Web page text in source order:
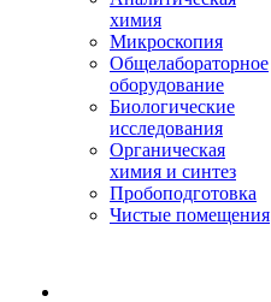
химия
Микроскопия
Общелабораторное
оборудование
Биологические
исследования
Органическая
химия и синтез
Пробоподготовка
Чистые помещения